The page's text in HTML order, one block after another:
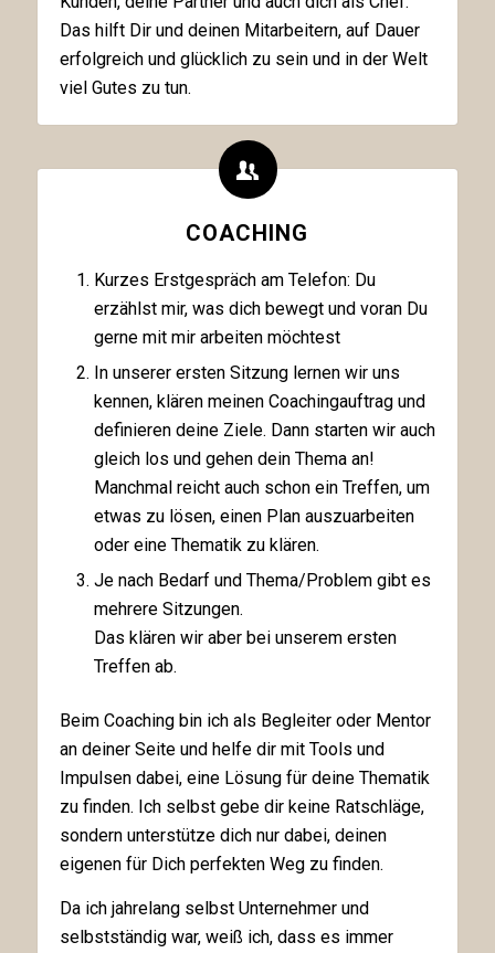
Das hilft Dir und deinen Mitarbeitern, auf Dauer
erfolgreich und glücklich zu sein und in der Welt
viel Gutes zu tun.
COACHING
Kurzes Erstgespräch am Telefon: Du
erzählst mir, was dich bewegt und voran Du
gerne mit mir arbeiten möchtest
In unserer ersten Sitzung lernen wir uns
kennen, klären meinen Coachingauftrag und
definieren deine Ziele. Dann starten wir auch
gleich los und gehen dein Thema an!
Manchmal reicht auch schon ein Treffen, um
etwas zu lösen, einen Plan auszuarbeiten
oder eine Thematik zu klären.
Je nach Bedarf und Thema/Problem gibt es
mehrere Sitzungen.
Das klären wir aber bei unserem ersten
Treffen ab.
Beim Coaching bin ich als Begleiter oder Mentor
an deiner Seite und helfe dir mit Tools und
Impulsen dabei, eine Lösung für deine Thematik
zu finden. Ich selbst gebe dir keine Ratschläge,
sondern unterstütze dich nur dabei, deinen
eigenen für Dich perfekten Weg zu finden.
Da ich jahrelang selbst Unternehmer und
selbstständig war, weiß ich, dass es immer